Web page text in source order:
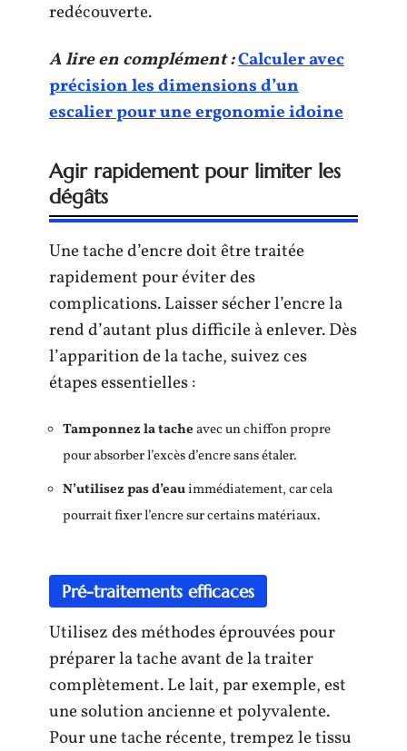
redécouverte.
A lire en complément :Calculer avec
précision les dimensions d’un
escalier pour une ergonomie idoine
Agir rapidement pour limiter les
dégâts
Une tache d’encre doit être traitée
rapidement pour éviter des
complications. Laisser sécher l’encre la
rend d’autant plus difficile à enlever. Dès
l’apparition de la tache, suivez ces
étapes essentielles :
Tamponnez la tacheavec un chiffon propre
pour absorber l’excès d’encre sans étaler.
N’utilisez pas d’eauimmédiatement, car cela
pourrait fixer l’encre sur certains matériaux.
Pré-traitements efficaces
Utilisez des méthodes éprouvées pour
préparer la tache avant de la traiter
complètement. Le lait, par exemple, est
une solution ancienne et polyvalente.
Pour une tache récente, trempez le tissu